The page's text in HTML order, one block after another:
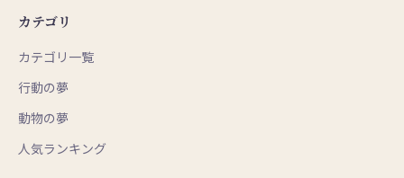
カテゴリ
カテゴリ一覧
行動の夢
動物の夢
人気ランキング